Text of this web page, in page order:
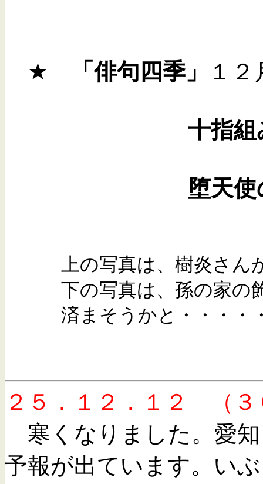
★ 「俳句四季」 １
十指
堕天
上の写真は、樹炎さんが
下の写真は、孫の家の飾
済まそうかと・・・・
２５．１２．１２ （３
寒くなりました。愛
予報が出ています。い